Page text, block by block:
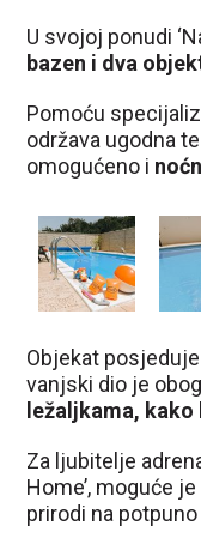
U svojoj ponudi
bazen i dva
Pomoću
održava ugodna
omogućeno i
Objekat posjeduje
vanjski dio je
ležaljkama,
Za ljubitelje
Home’, moguće
prirodi na